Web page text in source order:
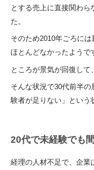
とする売上に直接関わら
た。
そのため2010年ごろに
ほとんどなかったようで
ところが景気が回復して
そんな状況で30代前半
験者が足りない」という
20代で未経験でも
経理の人材不足で、企業